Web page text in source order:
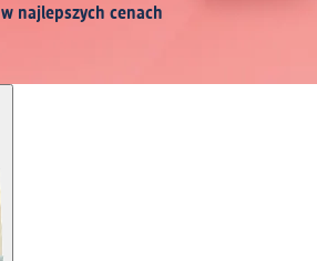
najlepszych cenach